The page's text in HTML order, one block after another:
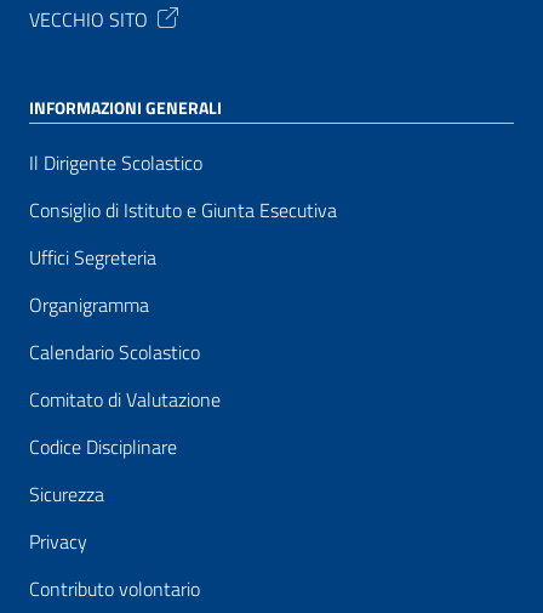
VECCHIO SITO
INFORMAZIONI GENERALI
Il Dirigente Scolastico
Consiglio di Istituto e Giunta Esecutiva
Uffici Segreteria
Organigramma
Calendario Scolastico
Comitato di Valutazione
Codice Disciplinare
Sicurezza
Privacy
Contributo volontario